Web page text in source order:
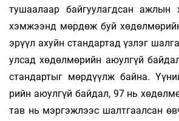
тушаалаар байгуулагдсан аж­лын
хэмжээнд мөрдөж буй
эрүүл ахуйн стан­дар­тад үзлэг
ул­сад хө­дөл­мөрийн аюулгүй
стан­­дартыг мөрдүүлж байна.
рийн аюулгүй бай­дал, 97 нь
тав нь мэргэжлээс шалтгаалсан